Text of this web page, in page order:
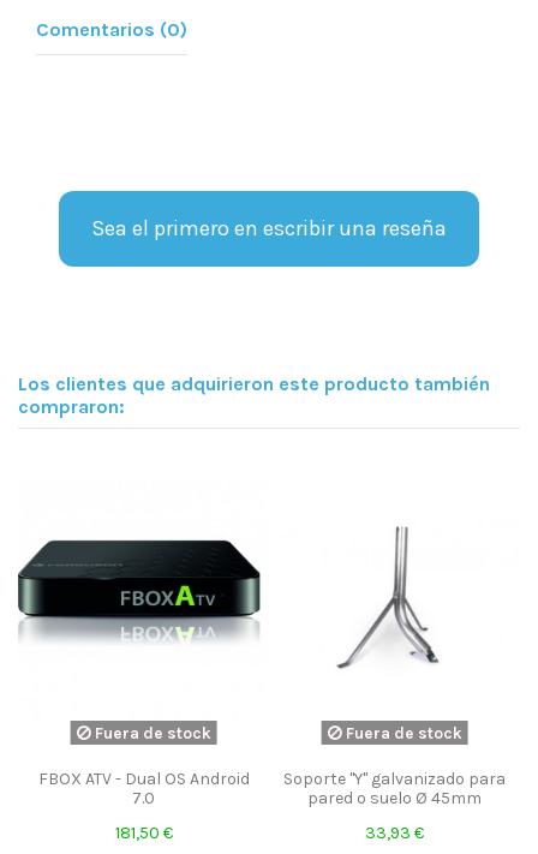
Comentarios (0)
Sea el primero en escribir una reseña
Los clientes que adquirieron este producto también
compraron:
Fuera de stock
FBOX ATV - Dual OS Android
7.0
181,50 €
Fuera de stock
Soporte "Y" galvanizado para
pared o suelo Ø 45mm
33,93 €